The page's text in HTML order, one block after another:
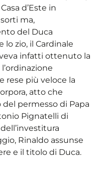
d’Este in
ma,
del Duca
lo zio, il Cardinale
infatti ottenuto la
rese più veloce la
atto che
permesso di Papa
Pignatelli di
Rinaldo assunse
e il titolo di Duca.